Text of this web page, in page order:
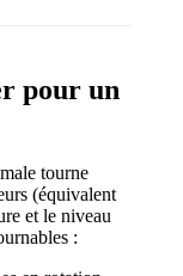
pour un
tourne
(équivalent
et le niveau
: